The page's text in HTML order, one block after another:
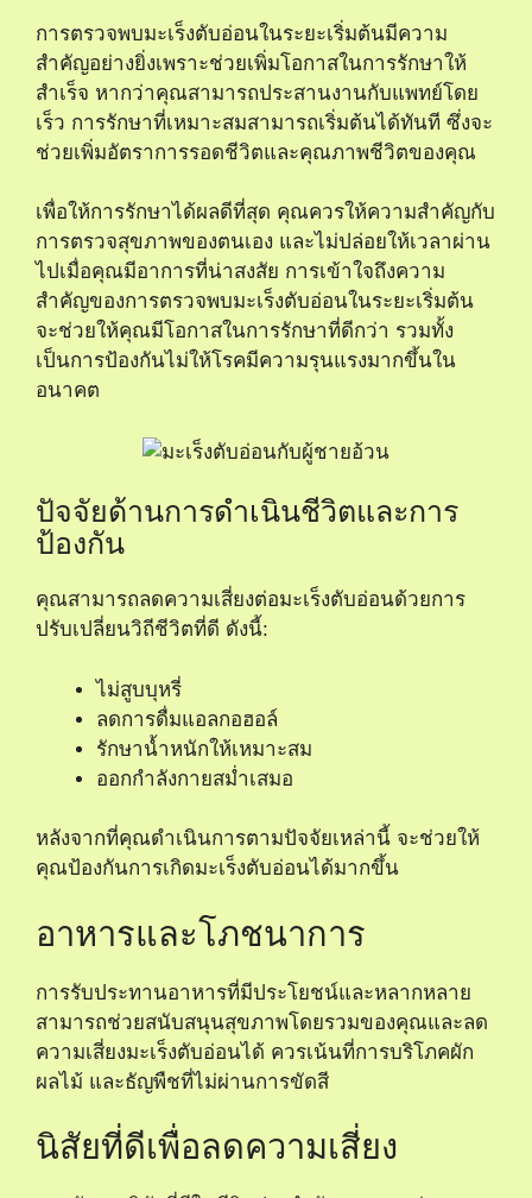
การตรวจพบมะเร็งตับอ่อนในระยะเริ่มต้นมีความ
สำคัญอย่างยิ่งเพราะช่วยเพิ่มโอกาสในการรักษาให้
สำเร็จ หากว่าคุณสามารถประสานงานกับแพทย์โดย
เร็ว การรักษาที่เหมาะสมสามารถเริ่มต้นได้ทันที ซึ่งจะ
ช่วยเพิ่มอัตราการรอดชีวิตและคุณภาพชีวิตของคุณ
เพื่อให้การรักษาได้ผลดีที่สุด คุณควรให้ความสำคัญกับ
การตรวจสุขภาพของตนเอง และไม่ปล่อยให้เวลาผ่าน
ไปเมื่อคุณมีอาการที่น่าสงสัย การเข้าใจถึงความ
สำคัญของการตรวจพบมะเร็งตับอ่อนในระยะเริ่มต้น
จะช่วยให้คุณมีโอกาสในการรักษาที่ดีกว่า รวมทั้ง
เป็นการป้องกันไม่ให้โรคมีความรุนแรงมากขึ้นใน
อนาคต
ปัจจัยด้านการดำเนินชีวิตและการ
ป้องกัน
คุณสามารถลดความเสี่ยงต่อมะเร็งตับอ่อนด้วยการ
ปรับเปลี่ยนวิถีชีวิตที่ดี ดังนี้:
ไม่สูบบุหรี่
ลดการดื่มแอลกอฮอล์
รักษาน้ำหนักให้เหมาะสม
ออกกำลังกายสม่ำเสมอ
หลังจากที่คุณดำเนินการตามปัจจัยเหล่านี้ จะช่วยให้
คุณป้องกันการเกิดมะเร็งตับอ่อนได้มากขึ้น
อาหารและโภชนาการ
การรับประทานอาหารที่มีประโยชน์และหลากหลาย
สามารถช่วยสนับสนุนสุขภาพโดยรวมของคุณและลด
ความเสี่ยงมะเร็งตับอ่อนได้ ควรเน้นที่การบริโภคผัก
ผลไม้ และธัญพืชที่ไม่ผ่านการขัดสี
นิสัยที่ดีเพื่อลดความเสี่ยง